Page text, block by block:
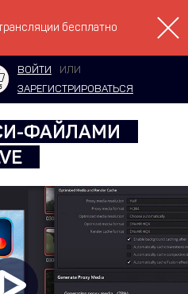
бесплатно
ВОЙТИ
ИЛИ
ЗАРЕГИСТРИРОВАТЬСЯ
ФАЙЛАМИ